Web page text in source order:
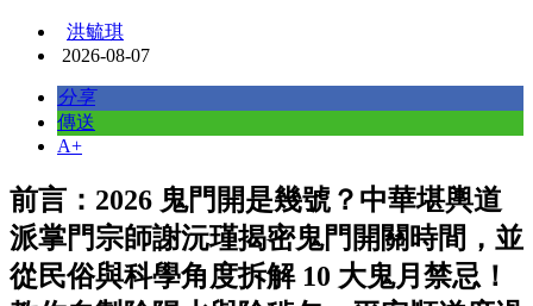
洪毓琪
2026-08-07
分享
傳送
A+
前言：2026 鬼門開是幾號？中華堪輿道
派掌門宗師謝沅瑾揭密鬼門開關時間，並
從民俗與科學角度拆解 10 大鬼月禁忌！